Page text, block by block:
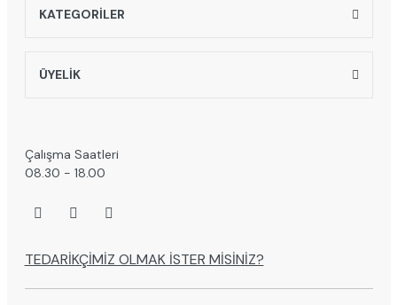
KATEGORİLER
ÜYELİK
Çalışma Saatleri
08.30 - 18.00
TEDARİKÇİMİZ OLMAK İSTER MİSİNİZ?